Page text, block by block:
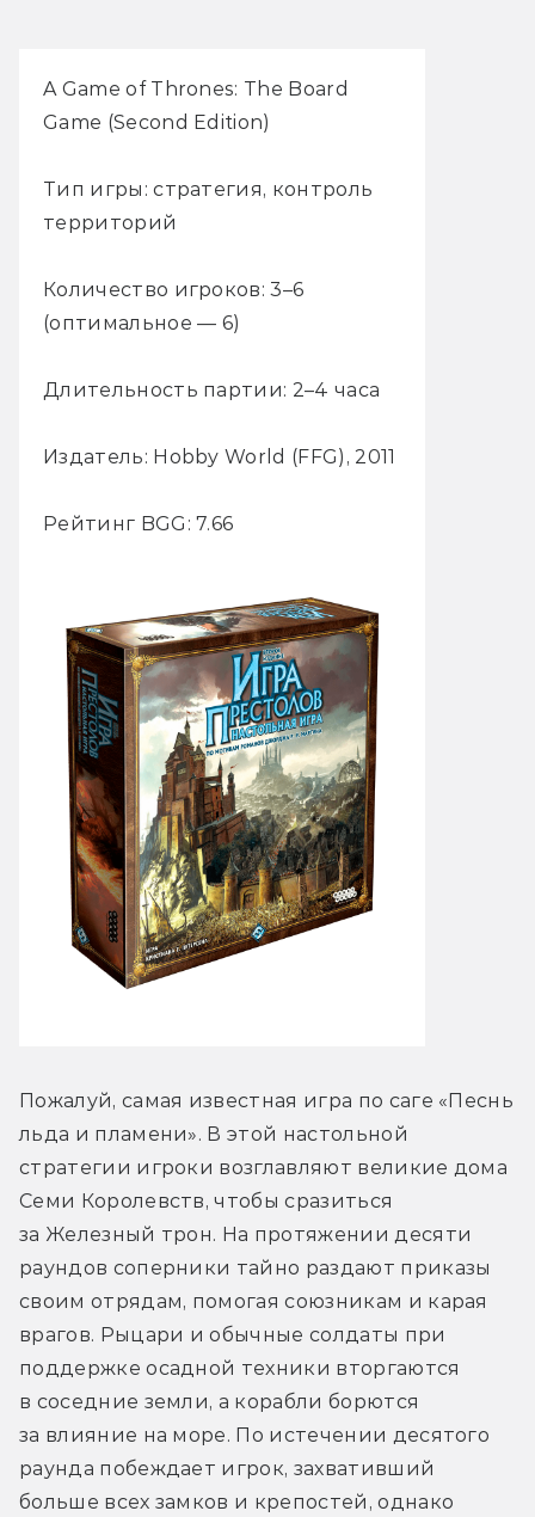
A Game of Thrones: The Board
Game (Second Edition)
Тип игры: стратегия, контроль
территорий
Количество игроков: 3–6
(оптимальное — 6)
Длительность партии: 2–4 часа
Издатель: Hobby World (FFG), 2011
Рейтинг BGG: 7.66
Пожалуй, самая известная игра по саге «Песнь
льда и пламени». В этой настольной
стратегии игроки возглавляют великие дома
Семи Королевств, чтобы сразиться
за Железный трон. На протяжении десяти
раундов соперники тайно раздают приказы
своим отрядам, помогая союзникам и карая
врагов. Рыцари и обычные солдаты при
поддержке осадной техники вторгаются
в соседние земли, а корабли борются
за влияние на море. По истечении десятого
раунда побеждает игрок, захвативший
больше всех замков и крепостей, однако